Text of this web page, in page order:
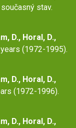
stav.
D., Horal, D.,
(1972-1995).
D., Horal, D.,
(1972-1996).
D., Horal, D.,